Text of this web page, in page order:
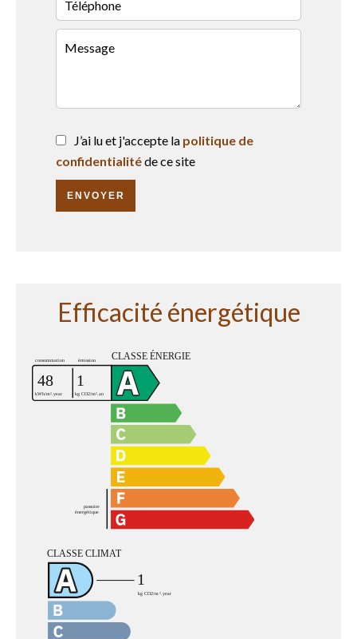
J’ai lu et j'accepte la politique de
confidentialitéde ce site
ENVOYER
Efficacité énergétique